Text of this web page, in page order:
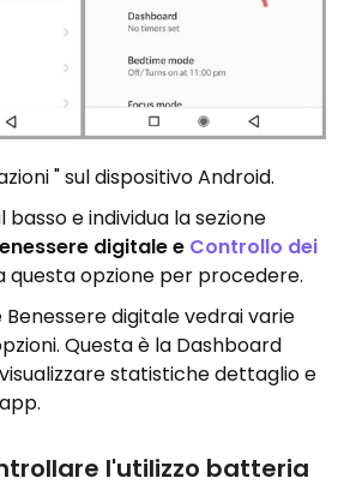
" sul dispositivo Android.
basso e individua la sezione
digitale e Controllo dei
questa opzione per procedere.
Benessere digitale vedrai varie
Questa è la Dashboard
statistiche dettaglio e
l'utilizzo batteria